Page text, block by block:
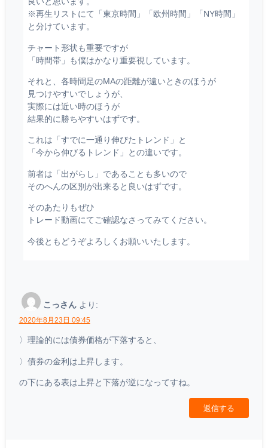
※再生リストにて「東京時間」「欧州時間」「NY時間」
と分けています。
チャート形状も重要ですが
「時間帯」も僕はかなり重要視しています。
それと、各時間足のMAの距離が遠いときのほうが
見つけやすいでしょうが、
実際には近い時のほうが
結果的に勝ちやすいはずです。
これは「すでに一通り伸びたトレンド」と
「今から伸びるトレンド」との違いです。
前者は「出がらし」であることも多いので
そのへんの区別が出来ると良いはずです。
そのあたりもぜひ
トレード動画にてご確認なさってみてください。
今後ともどうぞよろしくお願いいたします。
こっさん より:
2020年8月23日 09:45
〉理論的には債券価格が下落すると、
〉債券の金利は上昇します。
の下にある表は上昇と下落が逆になってすね。
返信する